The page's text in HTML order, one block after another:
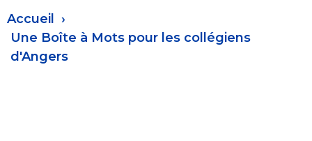
Fil
d'Ariane
Accueil
Une Boîte à Mots pour les collégiens
d'Angers